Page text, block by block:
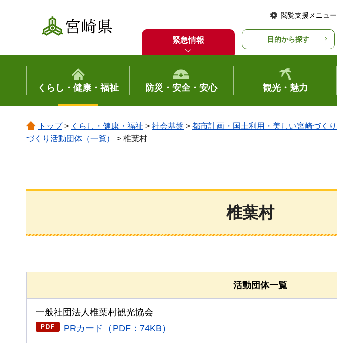
宮崎県
閲覧支援メニュー
緊急情報 目的から探す
くらし・健康・福祉 防災・安全・安心 観光・魅力
トップ> くらし・健康・福祉 > 社会基盤 > 都市計画・国土利用・美しい宮崎づくり
づくり活動団体（一覧）
> 椎葉村
椎葉村
活動団体一覧
一般社団法人椎葉村観光協会
PRカード（PDF：74KB）